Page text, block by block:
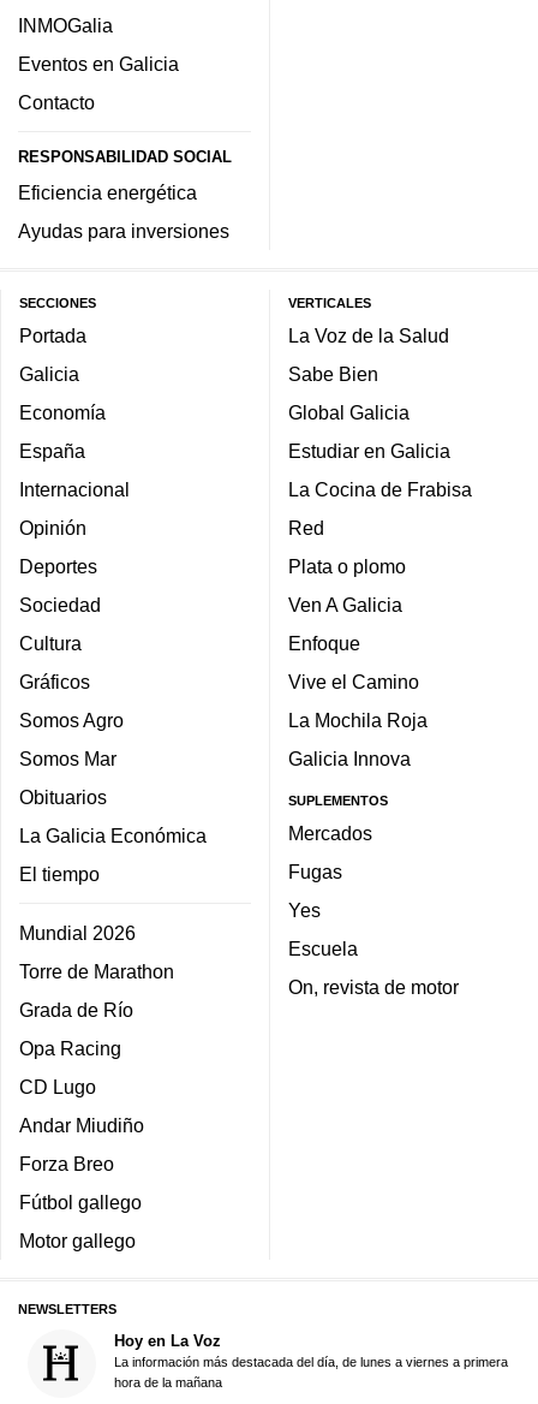
INMOGalia
Eventos en Galicia
Contacto
RESPONSABILIDAD SOCIAL
Eficiencia energética
Ayudas para inversiones
SECCIONES
Portada
Galicia
Economía
España
Internacional
Opinión
Deportes
Sociedad
Cultura
Gráficos
Somos Agro
Somos Mar
Obituarios
La Galicia Económica
El tiempo
Mundial 2026
Torre de Marathon
Grada de Río
Opa Racing
CD Lugo
Andar Miudiño
Forza Breo
Fútbol gallego
Motor gallego
VERTICALES
La Voz de la Salud
Sabe Bien
Global Galicia
Estudiar en Galicia
La Cocina de Frabisa
Red
Plata o plomo
Ven A Galicia
Enfoque
Vive el Camino
La Mochila Roja
Galicia Innova
SUPLEMENTOS
Mercados
Fugas
Yes
Escuela
On, revista de motor
NEWSLETTERS
Hoy en La Voz
La información más destacada del día, de lunes a viernes a primera
hora de la mañana